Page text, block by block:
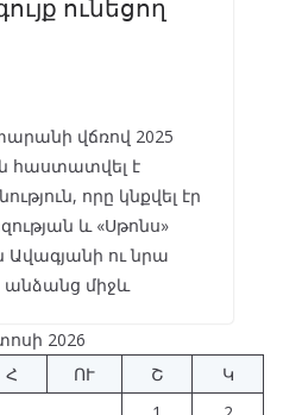
վճռով 2025
հաստատվել է
որը կնքվել էր
և «Սթոնս»
Ավագյանի ու նրա
միջև
2026
Հ ՈՒ Շ
Կ